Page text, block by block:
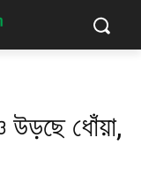
উড়ছে ধোঁয়া,